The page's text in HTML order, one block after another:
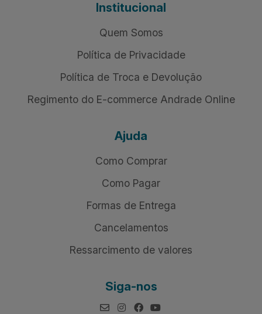
Institucional
Quem Somos
Política de Privacidade
Política de Troca e Devolução
Regimento do E-commerce Andrade Online
Ajuda
Como Comprar
Como Pagar
Formas de Entrega
Cancelamentos
Ressarcimento de valores
Siga-nos